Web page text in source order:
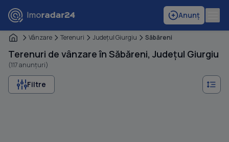
Anunț
Vânzare Terenuri Judeţul Giurgiu Săbăreni
Terenuri de vânzare în Săbăreni, Județul Giurgiu
(117 anunțuri)
Filtre